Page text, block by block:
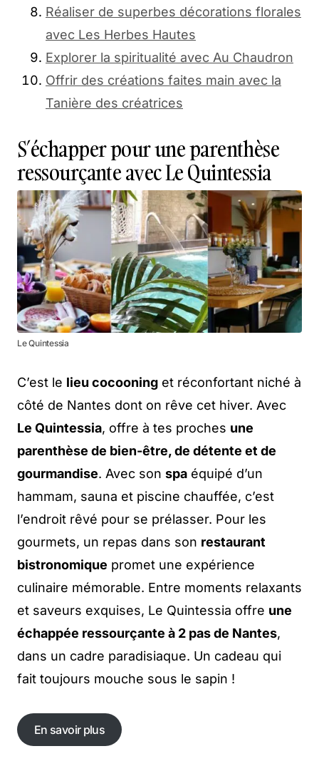
Réaliser de superbes décorations florales
avec Les Herbes Hautes
Explorer la spiritualité avec Au Chaudron
Offrir des créations faites main avec la
Tanière des créatrices
S’échapper pour une parenthèse
ressourçante avec Le Quintessia
Le Quintessia
C’est le lieu cocooning et réconfortant niché à
côté de Nantes dont on rêve cet hiver. Avec
Le Quintessia, offre à tes proches une
parenthèse de bien-être, de détente et de
gourmandise. Avec son spa équipé d’un
hammam, sauna et piscine chauffée, c’est
l’endroit rêvé pour se prélasser. Pour les
gourmets, un repas dans son restaurant
bistronomique promet une expérience
culinaire mémorable. Entre moments relaxants
et saveurs exquises, Le Quintessia offre une
échappée ressourçante à 2 pas de Nantes,
dans un cadre paradisiaque. Un cadeau qui
fait toujours mouche sous le sapin !
En savoir plus
En savoir plus